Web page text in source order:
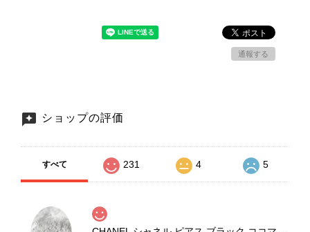
通報する
ショップの評価
すべて 231 4 5